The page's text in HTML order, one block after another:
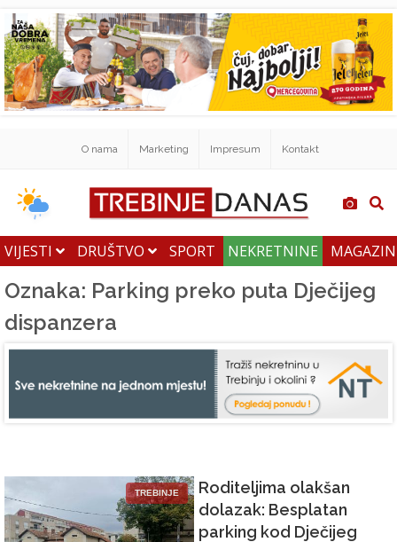
O nama Marketing Impresum Kontakt
VIJESTI DRUŠTVO SPORT NEKRETNINE
Oznaka: Parking preko puta Dječijeg
dispanzera
TREBINJE
Roditeljima olakšan
dolazak: Besplatan
parking kod Dječijeg